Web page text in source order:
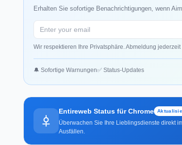
Erhalten Sie sofortige Benachrichtigungen, wenn
Wir respektieren Ihre Privatsphäre. Abmeldung jederzeit
🔔 Sofortige Warnungen✅ Status-Updates
Entireweb Status für Chrome
Überwachen Sie Ihre Lieblingsdienste direkt
Ausfällen.